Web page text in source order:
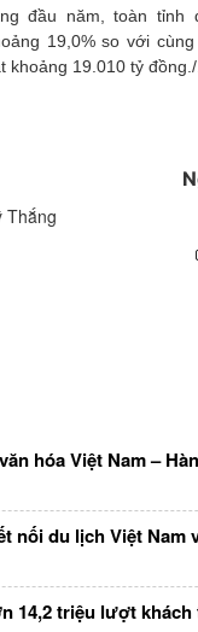
đầu năm, toàn tỉnh
19,0% so với
khoảng 19.010 tỷ đồng./.
Thắng
hóa Việt Nam –
nối du lịch Việt
14,2 triệu lượt